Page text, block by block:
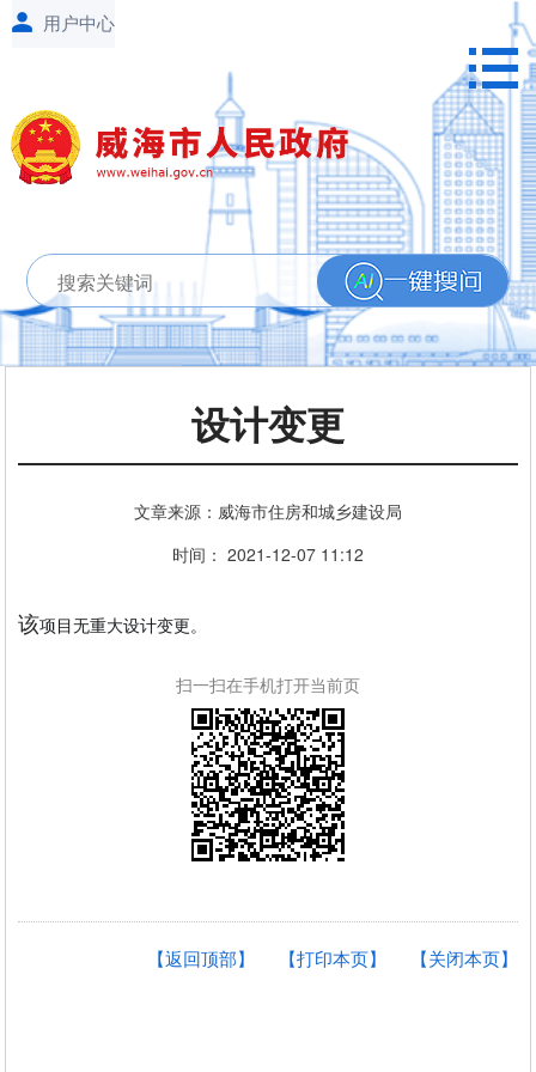
设计变更
文章来源：威海市住房和城乡建设局
时间： 2021-12-07 11:12
该项目无重大设计变更。
扫一扫在手机打开当前页
【关闭本页】
【打印本页】
【返回顶部】